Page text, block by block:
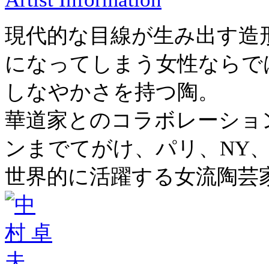
現代的な目線が生み出す
になってしまう女性ならで
しなやかさを持つ陶。
華道家とのコラボレーシ
ンまでてがけ、パリ、NY
世界的に活躍する女流陶芸